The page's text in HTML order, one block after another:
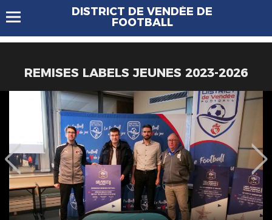
DISTRICT DE VENDÉE DE
FOOTBALL
REMISES LABELS JEUNES 2023-2026